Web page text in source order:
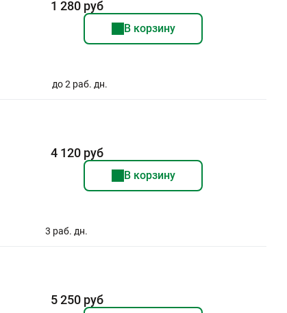
1 280 руб
В корзину
до 2 раб. дн.
4 120 руб
В корзину
3 раб. дн.
5 250 руб